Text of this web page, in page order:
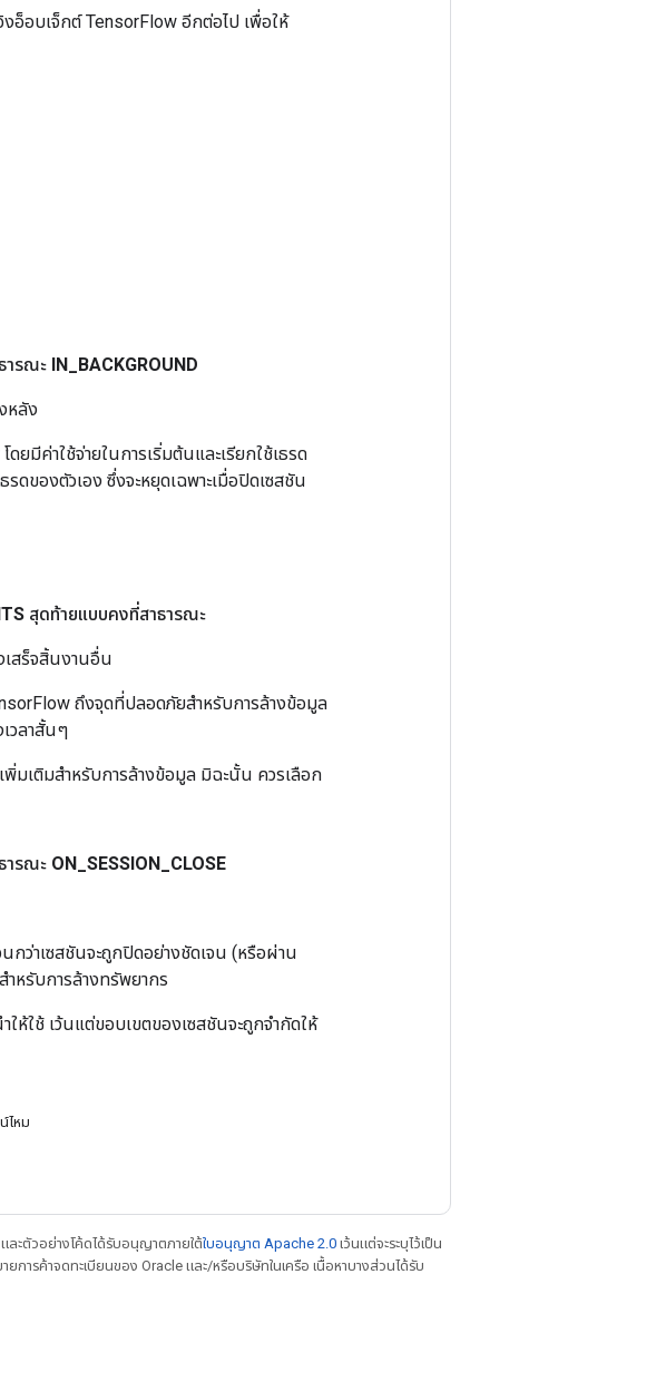
งอ็อบเจ็กต์ TensorFlow อีกต่อไป เพื่อให้
ารณะ IN BACKGROUND
หลัง
มีค่าใช้จ่ายในการเริ่มต้นและเรียกใช้เธรด
ดของตัวเอง ซึ่งจะหยุดเฉพาะเมื่อปิดเซสชัน
สุดท้ายแบบคงที่สาธารณะ
เสร็จสิ้นงานอื่น
ถึงจุดที่ปลอดภัยสำหรับการล้างข้อมูล
วลาสั้นๆ
พิ่มเติมสำหรับการล้างข้อมูล มิฉะนั้น ควรเลือก
ารณะ ON SESSION CLOSE
กว่าเซสชันจะถูกปิดอย่างชัดเจน (หรือผ่าน
หรับการล้างทรัพยากร
ห้ใช้ เว้นแต่ขอบเขตของเซสชันจะถูกจำกัดให้
ไหม
และตัวอย่างโค้ดได้รับอนุญาตภายใต้ใบอนุญาต Apache 2.0 เว้นแต่จะระบุไว้เป็น
ยการค้าจดทะเบียนของ Oracle และ/หรือบริษัทในเครือ เนื้อหาบางส่วนได้รับ